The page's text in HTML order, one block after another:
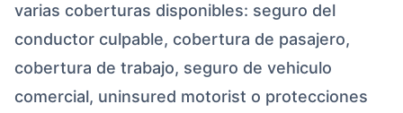
varias coberturas disponibles: seguro del
conductor culpable, cobertura de pasajero,
cobertura de trabajo, seguro de vehiculo
comercial, uninsured motorist o protecciones